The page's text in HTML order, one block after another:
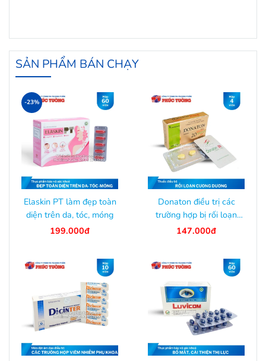
SẢN PHẨM BÁN CHẠY
Elaskin PT làm đẹp toàn
diện trên da, tóc, móng
199.000đ
-23%
Donaton điều trị các
trường hợp bị rối loạn
cương dương
147.000đ